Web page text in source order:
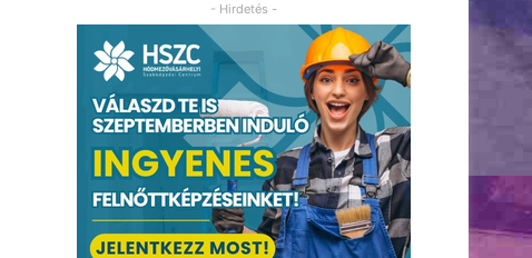
- Hirdetés -